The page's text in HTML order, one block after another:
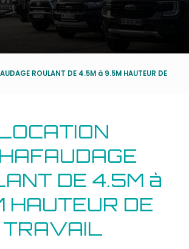
ROULANT DE 4.5M à 9.5M HAUTEUR DE
DE 4.5M à
HAUTEUR DE
TRAVAIL